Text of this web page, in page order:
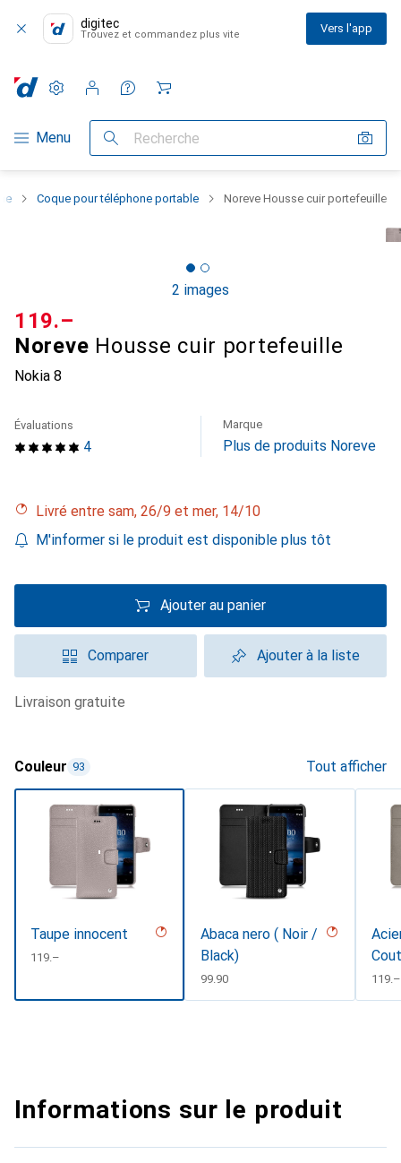
digitec
Trouvez et commandez plus vite Vers l'app
Navigation par catégorie
Menu Recherche
Paramètres
Compte client
Listes de comparaison
Listes d'envies
Panier
Coque pour téléphone portable Noreve Housse cuir portefeuille
2 images
Noreve Housse cuir portefeuille
Nokia 8
CHF
119.–
4
Évaluations Marque
Plus de produits Noreve
Livré entre sam, 26/9 et mer, 14/10
M'informer si le produit est disponible plus tôt
Ajouter au panier
Comparer Ajouter à la liste
livraison gratuite
Couleur 93 Tout afficher
Taupe innocent
CHF
119.–
Abaca nero ( Noir /
Black)
CHF
99.90 CHF
119.–
Informations sur le produit